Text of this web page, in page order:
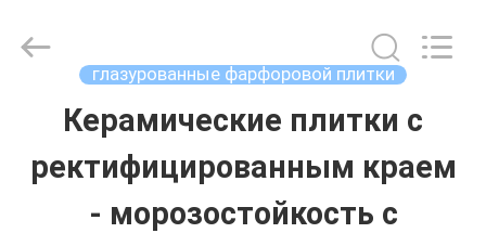
ДОМОЙ
ПРОДУКТЫ
BOLI
CERAMICS
глазурованные фарфоровой плитки
Керамические плитки с
ректифицированным краем
- морозостойкость с